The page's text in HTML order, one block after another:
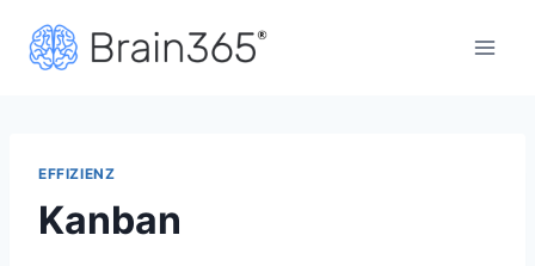
Inhalt
EFFIZIENZ
Kanban